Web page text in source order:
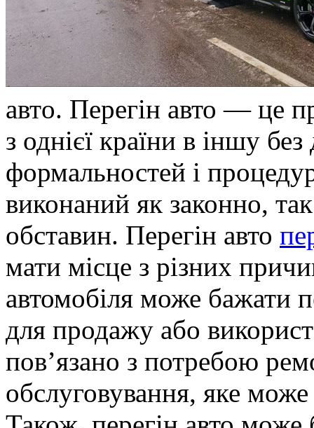
aвтo. Пeрeгін авто — це
з однієї країни в іншу
формальностей і
виконаний як законно,
обставин. Перегін авто
мати місце з різних
автомобіля може бажати
для продажу або
пов’язано з потребою
обслуговування, яке може